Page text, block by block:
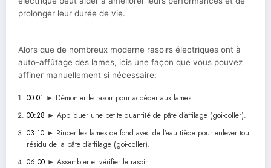
prolonger leur durée de vie.
Alors que de nombreux moderne rasoirs électriques ont à
auto-affûtage des lames, icis une façon que vous pouvez
affiner manuellement si nécessaire:
00:01 ► Démonter le rasoir pour accéder aux lames.
00:28 ► Appliquer une petite quantité de pâte d’affilage (goi-coller).
03:10► Rincer les lames de fond avec de l’eau tiède pour enlever tout
résidu de la pâte d’affilage (goi-coller).
06:00► Assembler et vérifier le rasoir.